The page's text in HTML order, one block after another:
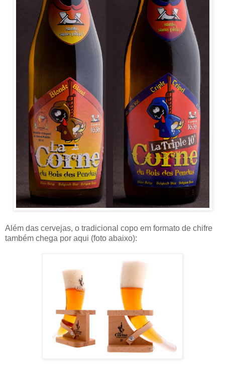
Além das cervejas, o tradicional copo em formato de chifre
também chega por aqui (foto abaixo):